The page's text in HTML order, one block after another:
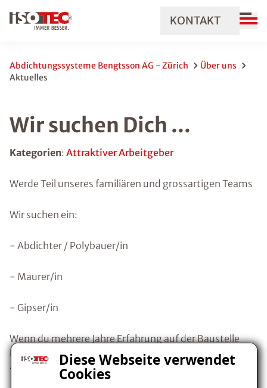
Diese Webseite verwendet
Cookies
KONTAKT
Abdichtungssysteme Bengtsson AG - Zürich
Über uns
Aktuelles
Wir suchen Dich ...
Kategorien: Attraktiver Arbeitgeber
Werde Teil unseres familiären und grossartigen Teams
Wir suchen ein:
- Abdichter / Polybauer/in
- Maurer/in
- Gipser/in
Wenn du mehrere Jahre Erfahrung auf der Baustelle
hast und Lust auf eine Festanstellung sowie auf eine
40-Stunden-Woche in einem tollen Arbeitsumfeld?